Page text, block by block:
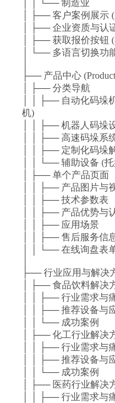
│ │ └── 制造业
│ ├── 客户案例展示
│ ├── 企业资质与认
│ ├── 获取报价按钮
│ └── 多语言切换功
├── 产品中心
│ ├── 分类导航
│ │ ├── 自动化码垛
机)
│ │ ├── 机器人码垛
│ │ ├── 高速码垛系
│ │ ├── 定制化码垛
│ │ └── 辅助设备 (
│ ├── 单个产品页面
│ │ ├── 产品图片与
│ │ ├── 技术参数表
│ │ ├── 产品优势与
│ │ ├── 应用场景
│ │ ├── 售后服务信
│ │ └── 在线询盘表
├── 行业应用与解决
│ ├── 食品饮料解决
│ │ ├── 行业需求与
│ │ ├── 推荐设备与
│ │ └── 成功案例
│ ├── 化工行业解决
│ │ ├── 行业需求与
│ │ ├── 推荐设备与
│ │ └── 成功案例
│ ├── 医药行业解决
│ │ ├── 行业需求与